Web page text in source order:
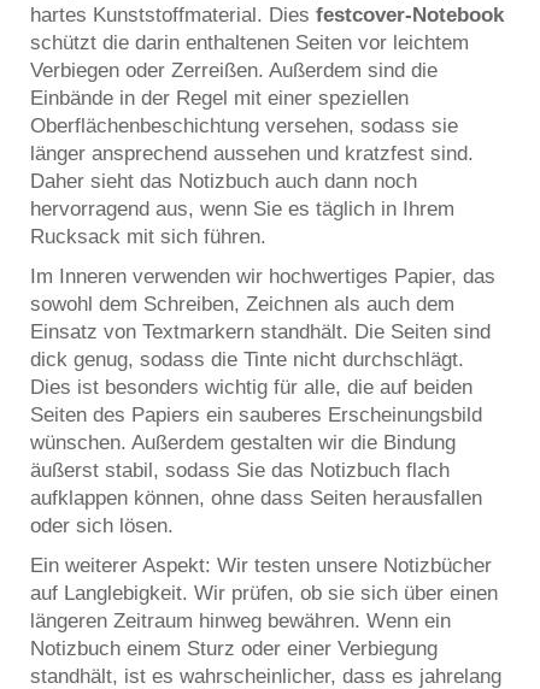
hartes Kunststoffmaterial. Dies festcover-Notebook
schützt die darin enthaltenen Seiten vor leichtem
Verbiegen oder Zerreißen. Außerdem sind die
Einbände in der Regel mit einer speziellen
Oberflächenbeschichtung versehen, sodass sie
länger ansprechend aussehen und kratzfest sind.
Daher sieht das Notizbuch auch dann noch
hervorragend aus, wenn Sie es täglich in Ihrem
Rucksack mit sich führen.
Im Inneren verwenden wir hochwertiges Papier, das
sowohl dem Schreiben, Zeichnen als auch dem
Einsatz von Textmarkern standhält. Die Seiten sind
dick genug, sodass die Tinte nicht durchschlägt.
Dies ist besonders wichtig für alle, die auf beiden
Seiten des Papiers ein sauberes Erscheinungsbild
wünschen. Außerdem gestalten wir die Bindung
äußerst stabil, sodass Sie das Notizbuch flach
aufklappen können, ohne dass Seiten herausfallen
oder sich lösen.
Ein weiterer Aspekt: Wir testen unsere Notizbücher
auf Langlebigkeit. Wir prüfen, ob sie sich über einen
längeren Zeitraum hinweg bewähren. Wenn ein
Notizbuch einem Sturz oder einer Verbiegung
standhält, ist es wahrscheinlicher, dass es jahrelang